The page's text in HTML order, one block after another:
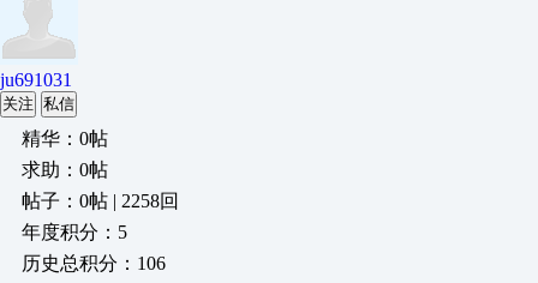
ju691031
关注 私信
精华：0帖
求助：0帖
帖子：0帖 | 2258回
年度积分：5
历史总积分：106